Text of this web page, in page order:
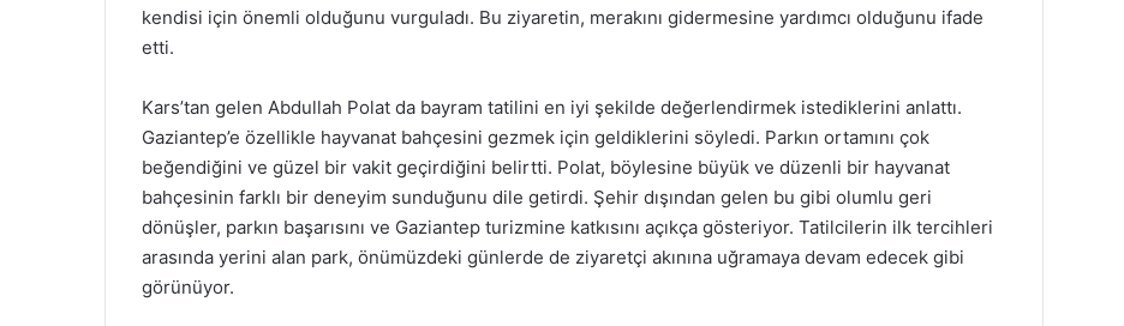
kendisi için önemli olduğunu vurguladı. Bu ziyaretin, merakını gidermesine yardımcı olduğunu ifade
etti.
Kars’tan gelen Abdullah Polat da bayram tatilini en iyi şekilde değerlendirmek istediklerini anlattı.
Gaziantep’e özellikle hayvanat bahçesini gezmek için geldiklerini söyledi. Parkın ortamını çok
beğendiğini ve güzel bir vakit geçirdiğini belirtti. Polat, böylesine büyük ve düzenli bir hayvanat
bahçesinin farklı bir deneyim sunduğunu dile getirdi. Şehir dışından gelen bu gibi olumlu geri
dönüşler, parkın başarısını ve Gaziantep turizmine katkısını açıkça gösteriyor. Tatilcilerin ilk tercihleri
arasında yerini alan park, önümüzdeki günlerde de ziyaretçi akınına uğramaya devam edecek gibi
görünüyor.